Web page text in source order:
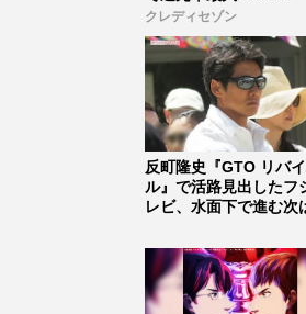
クレディセゾン
反町隆史『GTO リバ
ル』で活路見出したフ
レビ、水面下で進む次